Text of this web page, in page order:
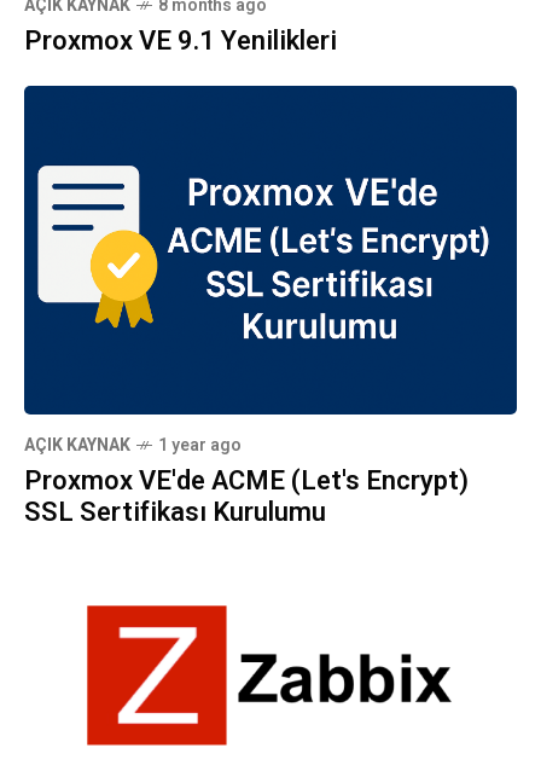
AÇIK KAYNAK 8 months ago
Proxmox VE 9.1 Yenilikleri
AÇIK KAYNAK 1 year ago
Proxmox VE'de ACME (Let's Encrypt)
SSL Sertifikası Kurulumu